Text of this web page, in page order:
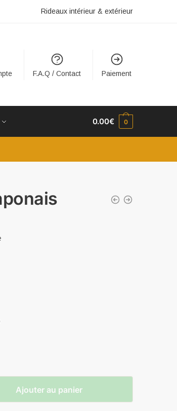
Rideaux intérieur & extérieur
F.A.Q / Contact Paiement
0.00€ 0
Ajouter au panier